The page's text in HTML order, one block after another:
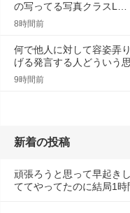
の写ってる写真クラスL…
8時間前
何で他人に対して容姿弄
げる発言する人どういう
9時間前
新着の投稿
頑張ろうと思って早起き
ててやってたのに結局1時